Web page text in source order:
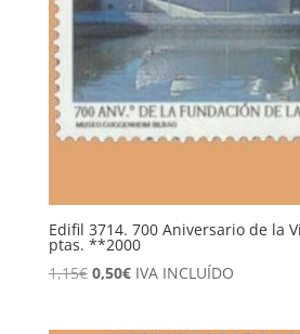
Edifil 3714. 700 Aniversario de la
ptas. **2000
1,15€ El
0,50€ElIVA INCLUÍDO